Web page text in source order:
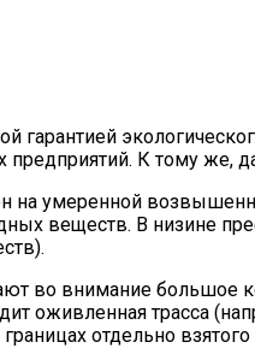
гарантией
К тому же,
на умеренной
веществ. В низине
во внимание большое
оживленная трасса
отдельно